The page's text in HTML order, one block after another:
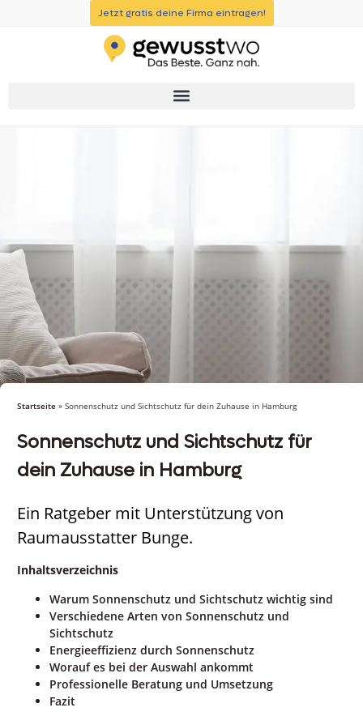
Jetzt gratis deine Firma eintragen!
Startseite » Sonnenschutz und Sichtschutz für dein Zuhause in Hamburg
Sonnenschutz und Sichtschutz für
dein Zuhause in Hamburg
Ein Ratgeber mit Unterstützung von
Raumausstatter Bunge.
Inhaltsverzeichnis
Warum Sonnenschutz und Sichtschutz wichtig sind
Verschiedene Arten von Sonnenschutz und
Sichtschutz
Energieeffizienz durch Sonnenschutz
Worauf es bei der Auswahl ankommt
Professionelle Beratung und Umsetzung
Fazit